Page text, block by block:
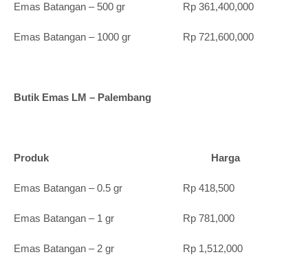
Emas Batangan – 500 gr Rp 361,400,000
Emas Batangan – 1000 gr Rp 721,600,000
Butik Emas LM – Palembang
Produk Harga
Emas Batangan – 0.5 gr Rp 418,500
Emas Batangan – 1 gr Rp 781,000
Emas Batangan – 2 gr Rp 1,512,000